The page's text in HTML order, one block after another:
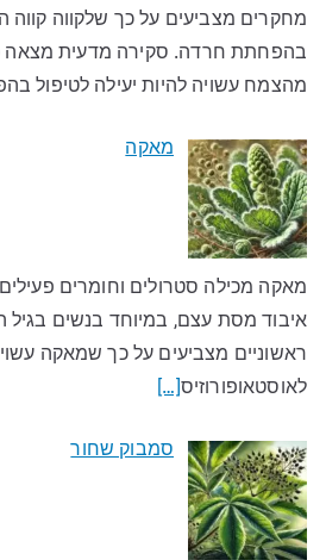
מחקרים מצביעים על כך שלקווה
בהפחתת חרדה. סקירה מדעית מצאה
מהצמח עשויה להיות יעילה לטיפול
מאקה
מאקה מכילה סטרולים וחומרים
איבוד מסת עצם, במיוחד בנשים
ראשוניים מצביעים על כך שמאקה
לאוסטאופורוזיס[…]
סמבוק שחור